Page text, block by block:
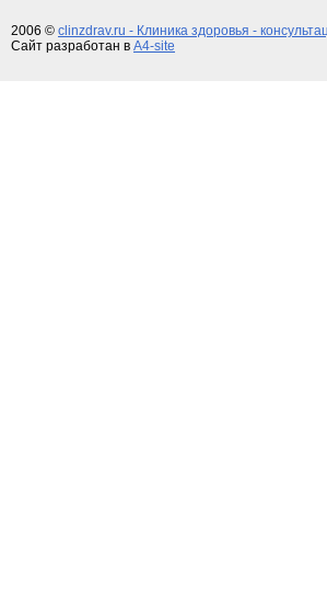
2006 © clinzdrav.ru - Клиника здоровья -
Сайт разработан в A4-site